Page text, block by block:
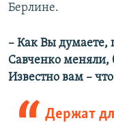
Берлине.
– Как Вы думаете,
Савченко меняли,
Известно вам – что
Держат